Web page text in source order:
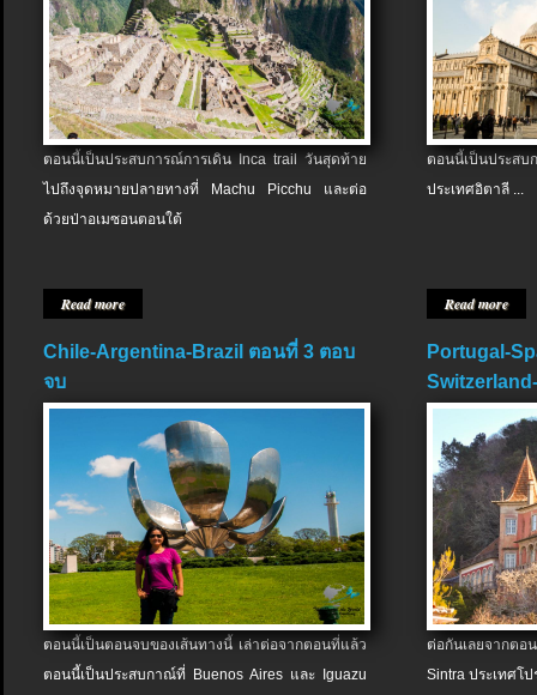
ตอนนี้เป็นประสบการณ์การเดิน Inca trail วันสุดท้าย
ไปถึงจุดหมายปลายทางที่ Machu Picchu และต่อ
ด้วยป่าอเมซอนตอนใต้
Read more
ตอนนี้เป็นประส
ประเทศอิตาลี ...
Read more
Chile-Argentina-Brazil ตอนที่ 3 ตอบ
จบ
ตอนนี้เป็นตอนจบของเส้นทางนี้ เล่าต่อจากตอนที่แล้ว
ตอนนี้เป็นประสบกาณ์ที่ Buenos Aires และ Iguazu
Portugal-
ต่อกันเลยจากต
Sintra ประเทศโป